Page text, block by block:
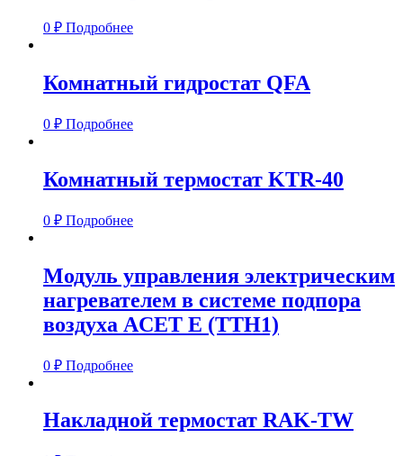
0 ₽ Подробнее
Комнатный гидростат QFA
0 ₽ Подробнее
Комнатный термостат KTR-40
0 ₽ Подробнее
Модуль управления электрическим
нагревателем в системе подпора
воздуха ACET E (TTH1)
0 ₽ Подробнее
Накладной термостат RAK­-TW